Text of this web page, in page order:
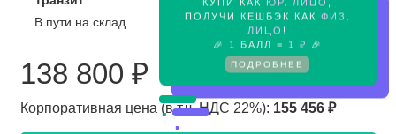
ПОЛУЧИ КЕШБЭК КАК ФИЗ.
ЛИЦО !
🎉
1 БАЛЛ = 1 ₽ 🎉
ПОДРОБНЕЕ
Предзаказ
В пути на склад
138 800 ₽
Корпоративная цена (в т.ч. НДС 22%): 155 456 ₽